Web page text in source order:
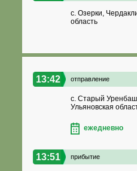
с. Озерки,
область
13:42 отправление
с. Старый
Ульяновская
ежедневно
13:51 прибытие